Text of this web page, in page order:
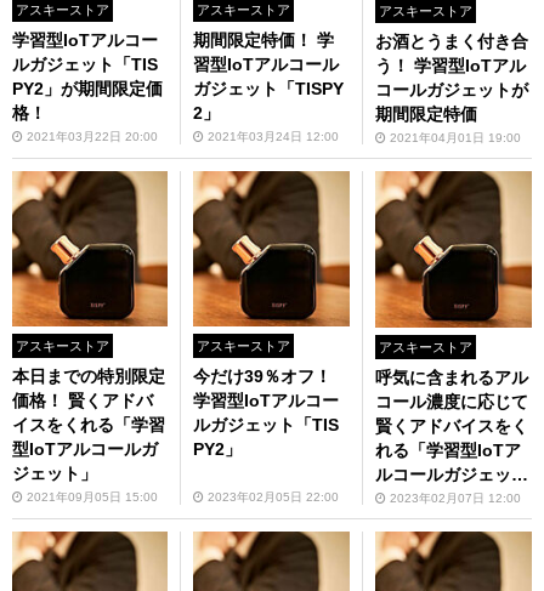
アスキーストア
学習型IoTアルコー
ルガジェット「TIS
PY2」が期間限定価
格！
2021年03月22日 20:00
アスキーストア
期間限定特価！ 学
習型IoTアルコール
ガジェット「TISPY
2」
2021年03月24日 12:00
アスキーストア
お酒とうまく付き合
う！ 学習型IoTアル
コールガジェットが
期間限定特価
2021年04月01日 19:00
アスキーストア
本日までの特別限定
価格！ 賢くアドバ
イスをくれる「学習
型IoTアルコールガ
ジェット」
2021年09月05日 15:00
アスキーストア
今だけ39％オフ！
学習型IoTアルコー
ルガジェット「TIS
PY2」
2023年02月05日 22:00
アスキーストア
呼気に含まれるアル
コール濃度に応じて
賢くアドバイスをく
れる「学習型IoTア
ルコールガジェッ
ト」2023年02月07日 12:00